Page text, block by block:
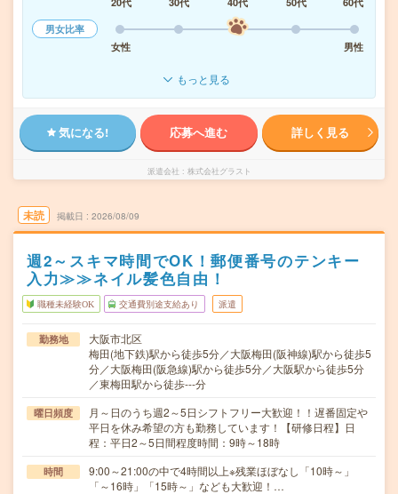
男女比率
女性
男性
もっと見る
気になる! 応募へ進む 詳しく見る
派遣会社 株式会社グラスト
未読 掲載日 2026/08/09
週2～スキマ時間でOK！郵便番号のテンキー
入力≫≫ネイル髪色自由！
職種未経験OK 交通費別途支給あり 派遣
勤務地
大阪市北区
梅田(地下鉄)駅から徒歩5分／大阪梅田(阪神線)駅から徒歩5
分／大阪梅田(阪急線)駅から徒歩5分／大阪駅から徒歩5分
／東梅田駅から徒歩---分
曜日頻度
月～日のうち週2～5日シフトフリー大歓迎！！遅番固定や
平日を休み希望の方も勤務しています！【研修日程】日
程：平日2～5日間程度時間：9時～18時
時間
9:00～21:00の中で4時間以上※残業ほぼなし「10時～」
「～16時」「15時～」なども大歓迎！…